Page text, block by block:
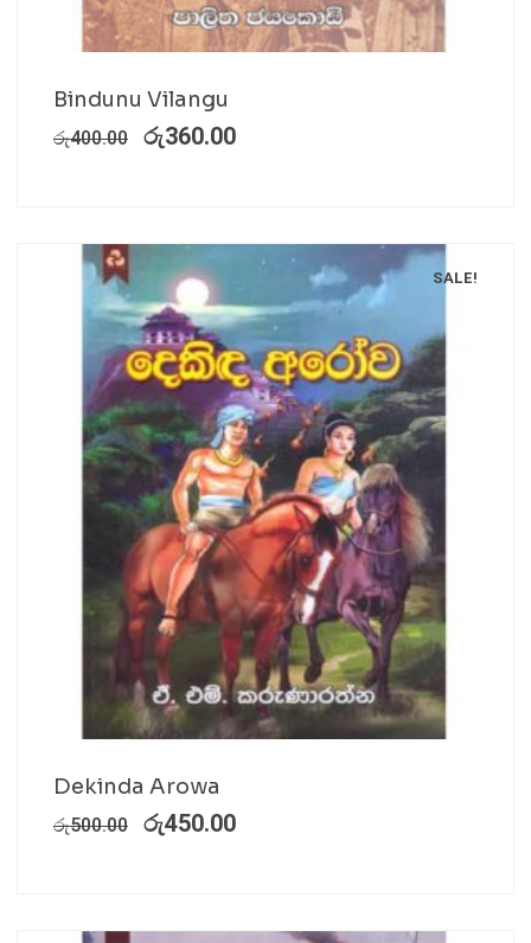
Bindunu Vilangu
රු400.00 රු360.00
SALE!
Dekinda Arowa
රු500.00 රු450.00